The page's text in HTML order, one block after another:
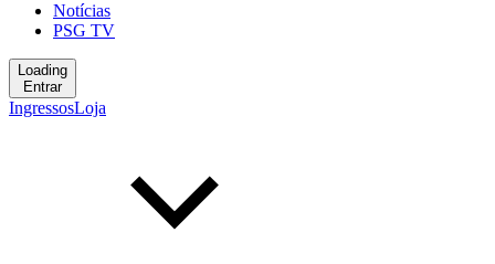
Notícias
PSG TV
Loading
Entrar
IngressosLoja